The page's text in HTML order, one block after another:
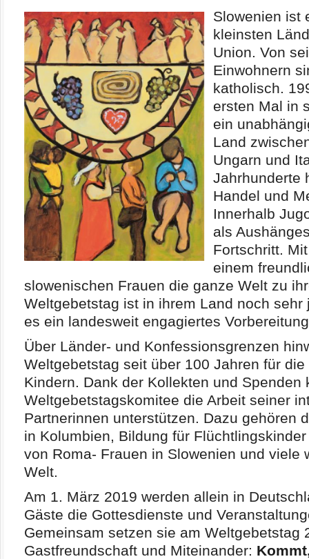
Slowenien ist
kleinsten
Union. Von
Einwohnern
katholisch.
ersten Mal in
ein
Land
Ungarn und
Jahrhunderte
Handel und
Innerhalb
als
Fortschritt.
einem
slowenischen Frauen die ganze Welt zu
Weltgebetstag ist in ihrem Land noch
es ein landesweit engagiertes
Über Länder- und Konfessionsgrenzen
Weltgebetstag seit über 100 Jahren für
Kindern. Dank der Kollekten und Spenden
Weltgebetstagskomitee die Arbeit seiner
Partnerinnen unterstützen. Dazu gehören
in Kolumbien, Bildung für
von Roma- Frauen in Slowenien und viele
Welt.
Am 1. März 2019 werden allein in
Gäste die Gottesdienste und
Gemeinsam setzen sie am Weltgebetstag
Gastfreundschaft und Miteinander: